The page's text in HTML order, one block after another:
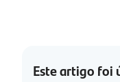
Este artigo foi